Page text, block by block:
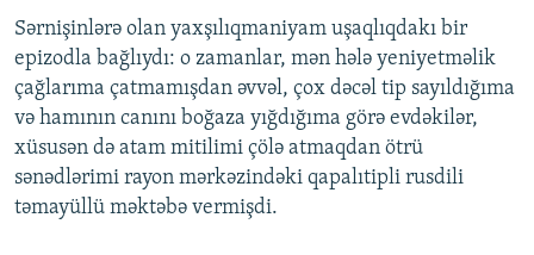
Sərnişinlərə olan yaxşılıqmaniyam uşaqlıqdakı bir
epizodla bağlıydı: o zamanlar, mən hələ yeniyetməlik
çağlarıma çatmamışdan əvvəl, çox dəcəl tip sayıldığıma
və hamının canını boğaza yığdığıma görə evdəkilər,
xüsusən də atam mitilimi çölə atmaqdan ötrü
sənədlərimi rayon mərkəzindəki qapalıtipli rusdili
təmayüllü məktəbə vermişdi.